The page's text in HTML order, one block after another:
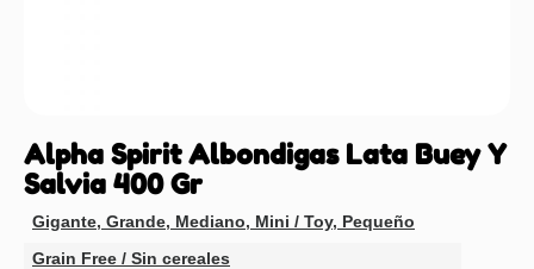
Alpha Spirit Albondigas Lata Buey Y
Salvia 400 Gr
Gigante, Grande, Mediano, Mini / Toy, Pequeño
Grain Free / Sin cereales